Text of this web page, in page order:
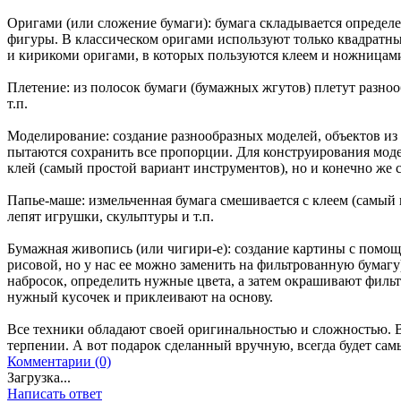
Оригами (или сложение бумаги): бумага складывается
фигуры. В классическом оригами используют только
и кирикоми оригами, в которых пользуются клеем и
Плетение: из полосок бумаги (бумажных жгутов) плетут
т.п.
Моделирование: создание разнообразных моделей, объектов
пытаются сохранить все пропорции. Для конструирования
клей (самый простой вариант инструментов), но и конечно же
Папье-маше: измельченная бумага смешивается с клеем
лепят игрушки, скульптуры и т.п.
Бумажная живопись (или чигири-е): создание картины с
рисовой, но у нас ее можно заменить на фильтрованную
набросок, определить нужные цвета, а затем окрашивают
нужный кусочек и приклеивают на основу.
Все техники обладают своей оригинальностью и
терпении. А вот подарок сделанный вручную, всегда будет
Комментарии (0)
Загрузка...
Написать ответ